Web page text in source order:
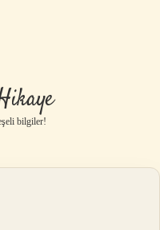
bilgiler!